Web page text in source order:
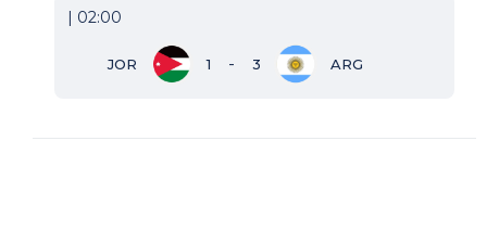
| 02:00
JOR 1 - 3 ARG